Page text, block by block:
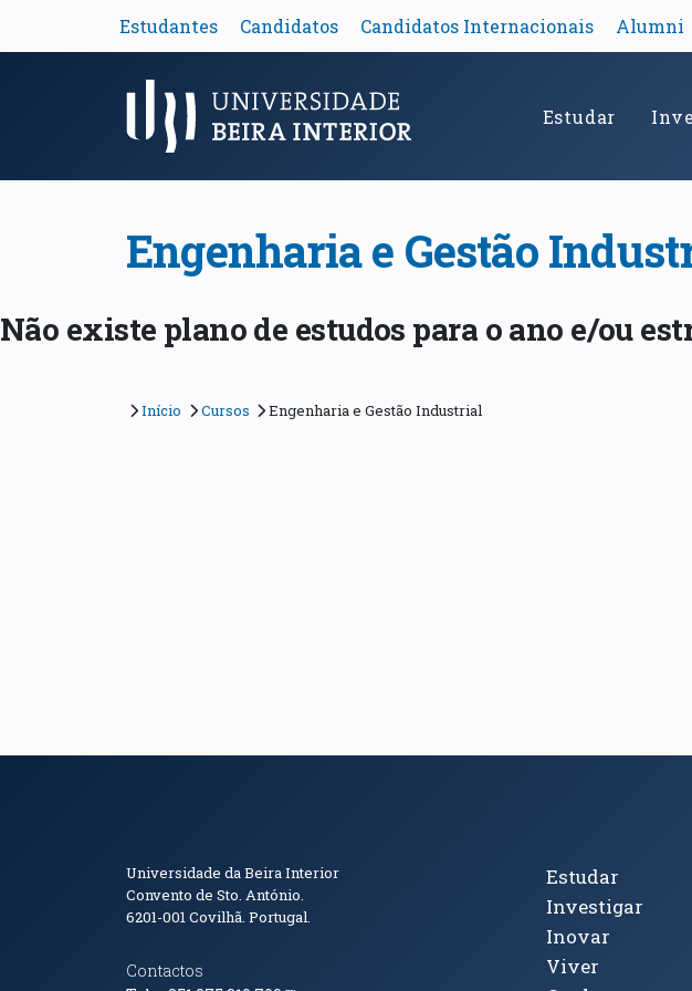
Estudantes Candidatos Candidatos Internacionais Alumni
Menu Principal Estudar
Engenharia e Gestão
Não existe plano de estudos para o ano e/ou
Início Cursos Engenharia e Gestão Industrial
Informações de Contacto
Universidade da Beira Interior
Convento de Sto. António.
6201-001Covilhã. Portugal.
Contactos
Tópicos
Estudar
Investigar
Inovar
Viver